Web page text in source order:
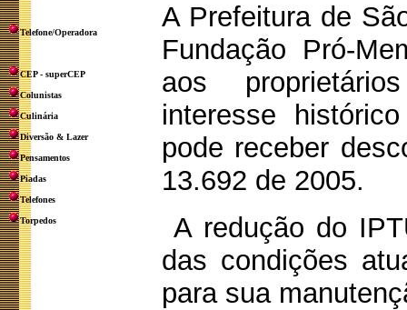
Telefone/Operadora
CEP - superCEP
Colunistas
Culinária
Diversão & Lazer
Pensamentos
Piadas
Telefones
Torpedos
A Prefeitura de
Fundação Pró-
aos
interesse
pode receber
13.692 de 2005.
A redução do
das condições
para sua